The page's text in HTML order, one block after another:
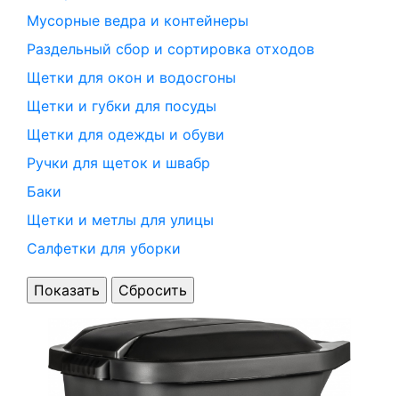
Мусорные ведра и контейнеры
Раздельный сбор и сортировка отходов
Щетки для окон и водосгоны
Щетки и губки для посуды
Щетки для одежды и обуви
Ручки для щеток и швабр
Баки
Щетки и метлы для улицы
Салфетки для уборки